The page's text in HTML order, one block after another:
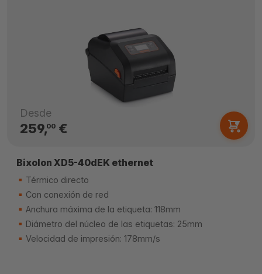
Desde
259,00€
Bixolon XD5-40dEK ethernet
Térmico directo
Con conexión de red
Anchura máxima de la etiqueta: 118mm
Diámetro del núcleo de las etiquetas: 25mm
Velocidad de impresión: 178mm/s